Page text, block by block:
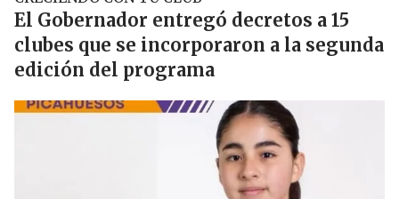
El Gobernador entregó decretos a 15
clubes que se incorporaron a la segunda
edición del programa